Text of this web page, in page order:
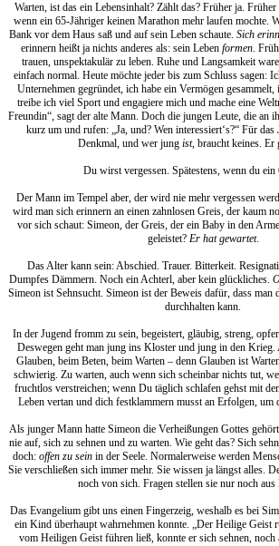
Warten, ist das ein Lebensinhalt? Zählt das? Früher ja.
wenn ein 65-Jähriger keinen Marathon mehr laufen mochte.
Bank vor dem Haus saß und auf sein Leben schaute. Sich
erinnern heißt ja nichts anderes als: sein Leben formen.
trauen, unspektakulär zu leben. Ruhe und Langsamkeit
einfach normal. Heute möchte jeder bis zum Schluss sagen:
Unternehmen gegründet, ich habe ein Vermögen
treibe ich viel Sport und engagiere mich und mache eine
Freundin“, sagt der alte Mann. Doch die jungen Leute, die an
kurz um und rufen: „Ja, und? Wen interessiert‘s?“ Für
Denkmal, und wer jung ist, braucht keines. Er
Du wirst vergessen. Spätestens, wenn du ein
Der Mann im Tempel aber, der wird nie mehr vergessen
wird man sich erinnern an einen zahnlosen Greis, der kaum
vor sich schaut: Simeon, der Greis, der ein Baby in den
geleistet? Er hat gewartet.
Das Alter kann sein: Abschied. Trauer. Bitterkeit.
Dumpfes Dämmern. Noch ein Achterl, aber kein glückliches.
Simeon ist Sehnsucht. Simeon ist der Beweis dafür, dass man
durchhalten kann.
In der Jugend fromm zu sein, begeistert, gläubig, streng,
Deswegen geht man jung ins Kloster und jung in den Krieg.
Glauben, beim Beten, beim Warten – denn Glauben ist
schwierig. Zu warten, auch wenn sich scheinbar nichts tut,
fruchtlos verstreichen; wenn Du täglich schlafen gehst mit
Leben vertan und dich festklammern musst an Erfolgen, um
Als junger Mann hatte Simeon die Verheißungen Gottes gehört
nie auf, sich zu sehnen und zu warten. Wie geht das? Sich
doch: offen zu sein in der Seele. Normalerweise werden
Sie verschließen sich immer mehr. Sie wissen ja längst alles.
noch von sich. Fragen stellen sie nur noch
Das Evangelium gibt uns einen Fingerzeig, weshalb es bei
ein Kind überhaupt wahrnehmen konnte. „Der Heilige Geist
vom Heiligen Geist führen ließ, konnte er sich sehnen, noch